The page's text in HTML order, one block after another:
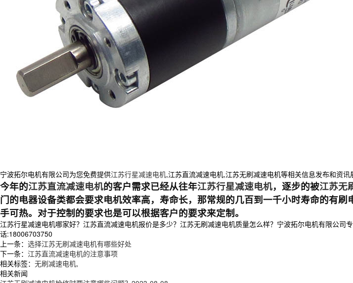
宁波拓尔电机有限公司为您免费提供江苏行星减速电机,江苏直流减速电机,江苏无刷减速电机等相关信息发布和资讯
今年的江苏直流减速电机的客户需求已经从往年江苏行星减速电机，逐步的被江苏无
门的电器设备类都会要求电机效率高，寿命长，那常规的几百到一千小时寿命的有
手可热。对于控制的要求也是可以根据客户的要求来定制。
江苏行星减速电机哪家好？江苏直流减速电机报价是多少？江苏无刷减速电机质量怎么样？宁波拓尔电机有限公
话:18006703750
上一条： 选择江苏无刷减速电机有哪些好处
下一条： 江苏直流减速电机的注意事项
相关标签： 无刷减速电机,
相关新闻